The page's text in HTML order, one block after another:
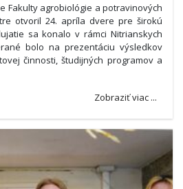
Fakulty agrobiológie a potravinových
otvoril 24. apríla dvere pre širokú
sa konalo v rámci Nitrianskych
bolo na prezentáciu výsledkov
činnosti, študijných programov a
Zobraziť viac ...